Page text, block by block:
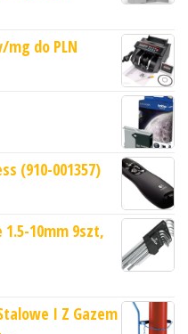
mg do PLN
(910-001357)
1.5-10mm 9szt,
I Z Gazem